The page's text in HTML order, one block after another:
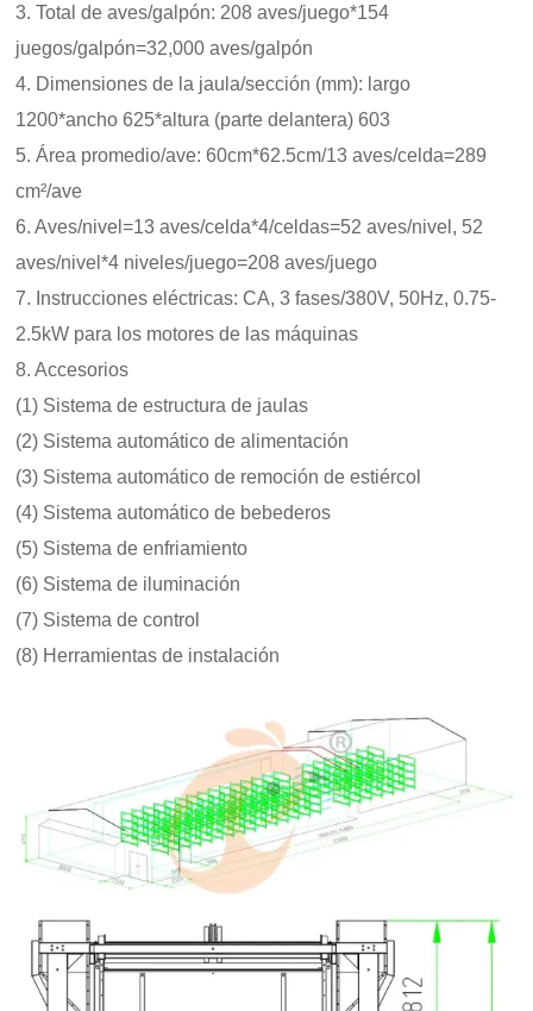
3. Total de aves/galpón: 208 aves/juego*154
juegos/galpón=32,000 aves/galpón
4. Dimensiones de la jaula/sección (mm): largo
1200*ancho 625*altura (parte delantera) 603
5. Área promedio/ave: 60cm*62.5cm/13 aves/celda=289
cm²/ave
6. Aves/nivel=13 aves/celda*4/celdas=52 aves/nivel, 52
aves/nivel*4 niveles/juego=208 aves/juego
7. Instrucciones eléctricas: CA, 3 fases/380V, 50Hz, 0.75-
2.5kW para los motores de las máquinas
8. Accesorios
(1) Sistema de estructura de jaulas
(2) Sistema automático de alimentación
(3) Sistema automático de remoción de estiércol
(4) Sistema automático de bebederos
(5) Sistema de enfriamiento
(6) Sistema de iluminación
(7) Sistema de control
(8) Herramientas de instalación